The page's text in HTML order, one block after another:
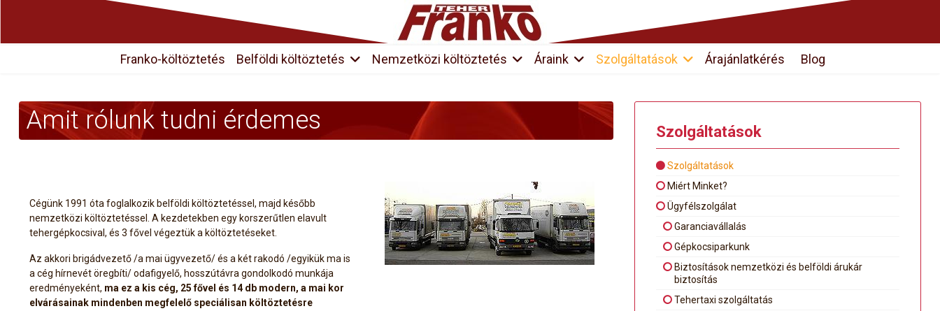
Franko-költöztetés Belföldi költöztetés Nemzetközi költöztetés Áraink Szolgáltatások Árajánlatkérés Blog
Amit rólunk tudni érdemes
Cégünk 1991 óta foglalkozik belföldi költöztetéssel, majd később
nemzetközi költöztetéssel. A kezdetekben egy korszerűtlen elavult
tehergépkocsival, és 3 fővel végeztük a költöztetéseket.
Az akkori brigádvezető /a mai ügyvezető/ és a két rakodó /egyikük ma is
a cég hírnevét öregbíti/ odafigyelő, hosszútávra gondolkodó munkája
eredményeként, ma ez a kis cég, 25 fővel és 14 db modern, a mai kor
elvárásainak mindenben megfelelő speciálisan költöztetésre
Szolgáltatások
Szolgáltatások
Miért Minket?
Ügyfélszolgálat
Garanciavállalás
Gépkocsiparkunk
Biztosítások nemzetközi és belföldi árukár
biztosítás
Tehertaxi szolgáltatás